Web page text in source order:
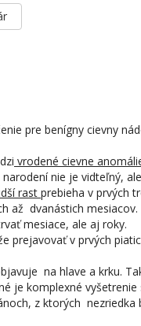
pre benígny cievny
vrodené cievne
nie je vidteľný,
rast prebieha v prvých
až dvanástich mesiacov.
mesiace, ale aj roky.
prejavovať v prvých
na hlave a krku.
je komplexné
z ktorých